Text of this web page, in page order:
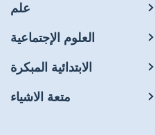
علم
العلوم الإجتماعية
الابتدائية المبكرة
متعة الاشياء